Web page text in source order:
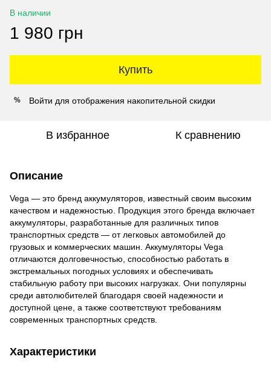
В наличии
1 980 грн
Купить
% Войти для отображения накопительной скидки
В избранное К сравнению
Описание
Vega — это бренд аккумуляторов, известный своим высоким
качеством и надежностью. Продукция этого бренда включает
аккумуляторы, разработанные для различных типов
транспортных средств — от легковых автомобилей до
грузовых и коммерческих машин. Аккумуляторы Vega
отличаются долговечностью, способностью работать в
экстремальных погодных условиях и обеспечивать
стабильную работу при высоких нагрузках. Они популярны
среди автолюбителей благодаря своей надежности и
доступной цене, а также соответствуют требованиям
современных транспортных средств.
Характеристики